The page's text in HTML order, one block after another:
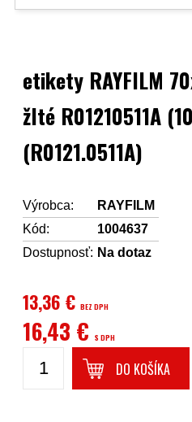
etikety RAYFILM
žlté R01210511A
(R0121.0511A)
Výrobca:
RAYFILM
Kód:
1004637
Dostupnosť: Na dotaz
13,36 € BEZ DPH
16,43 € S DPH
DO KOŠÍKA